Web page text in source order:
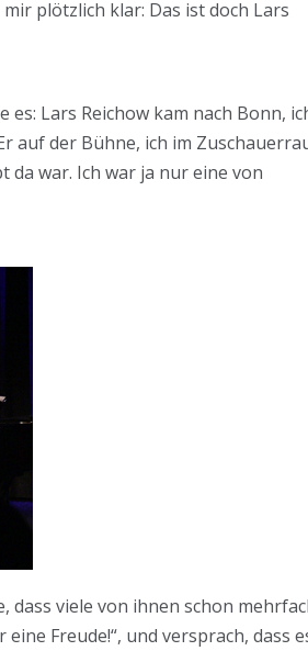
plötzlich klar: Das ist doch Lars
Lars Reichow kam nach Bonn,
auf der Bühne, ich im
da war. Ich war ja nur eine von
dass viele von ihnen schon
Freude!“, und versprach, dass